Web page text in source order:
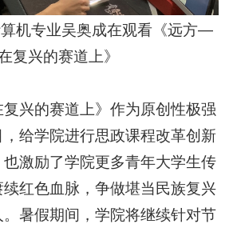
机专业吴奥成在观看《远方—
复兴的赛道上》
复兴的赛道上》作为原创性极强
给学院进行思政课程改革创新
激励了学院更多青年大学生传
红色血脉，争做堪当民族复兴
暑假期间，学院将继续针对节